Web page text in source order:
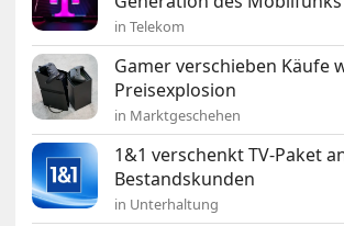
in Telekom
Gamer verschieben Käufe
Preisexplosion
in Marktgeschehen
1&1 verschenkt TV-Paket
Bestandskunden
in Unterhaltung